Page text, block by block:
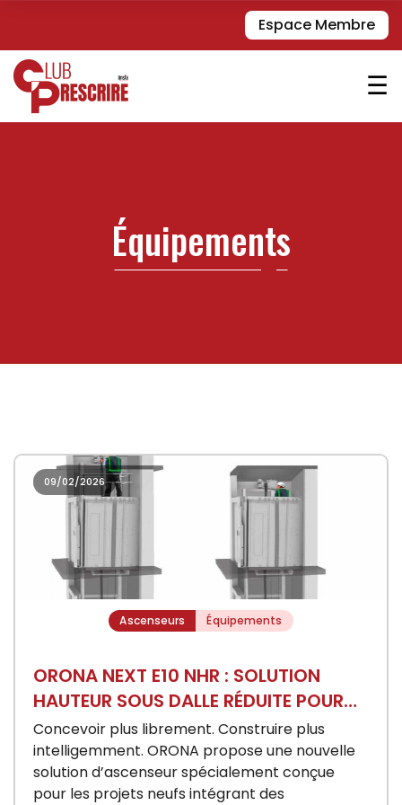
Espace Membre
☰
Équipements
09/02/2026
Ascenseurs Équipements
ORONA NEXT E10 NHR : SOLUTION
HAUTEUR SOUS DALLE RÉDUITE POUR
BÂTIMENTS NEUFS
Concevoir plus librement. Construire plus
intelligemment. ORONA propose une nouvelle
solution d’ascenseur spécialement conçue
pour les projets neufs intégrant des